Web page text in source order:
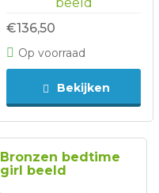
€136,50
Op voorraad
Bekijken
Bronzen bedtime
girl beeld